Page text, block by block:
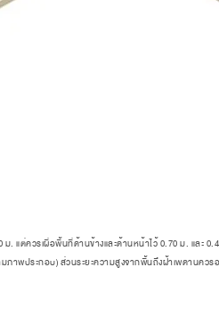
ต่ควรเผื่อพื้นที่ด้านข้างและด้านหน้าไว้ 0.70 ม. และ
าพประกอบ) ส่วนระยะความสูงจากพื้นถึงฝ้าเพดานคว